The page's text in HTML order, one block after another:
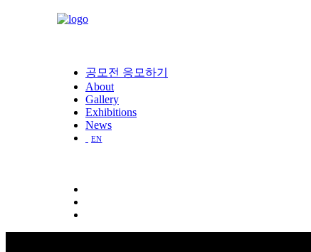
공모전 응모하기
About
Gallery
Exhibitions
News
EN